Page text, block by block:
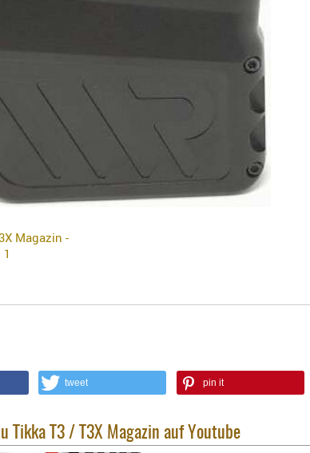
tweet pin it
Tikka T3 / T3X Magazin auf Youtube